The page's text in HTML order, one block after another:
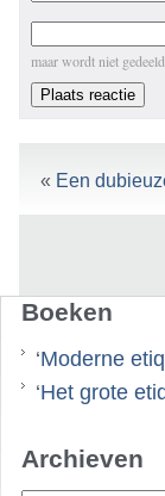
maar wordt niet
« Een
Boeken
‘Moderne
‘Het grote
Archieven